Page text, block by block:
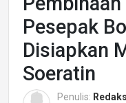
Pesepak
Disiapkan
Soeratin
Penulis: